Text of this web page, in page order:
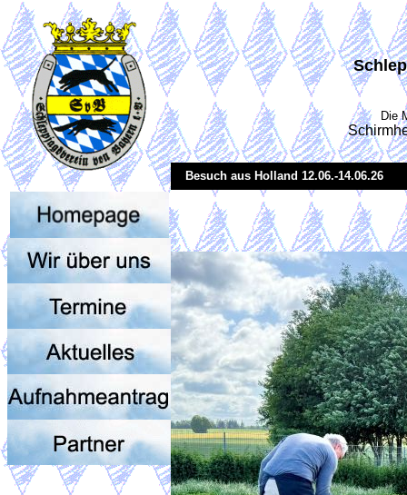
Die
Besuch aus Holland 12.06.-14.06.26